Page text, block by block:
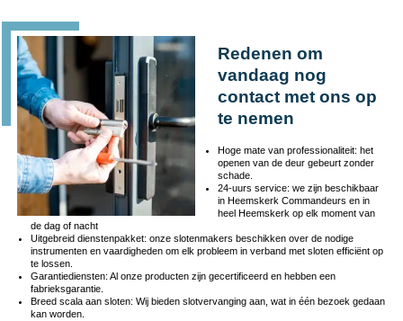
Redenen om
vandaag nog
contact met ons op
te nemen
Hoge mate van professionaliteit: het
openen van de deur gebeurt zonder
schade.
24-uurs service: we zijn beschikbaar
in Heemskerk Commandeurs en in
heel Heemskerk op elk moment van
de dag of nacht
Uitgebreid dienstenpakket: onze slotenmakers beschikken over de nodige
instrumenten en vaardigheden om elk probleem in verband met sloten efficiënt op
te lossen.
Garantiediensten: Al onze producten zijn gecertificeerd en hebben een
fabrieksgarantie.
Breed scala aan sloten: Wij bieden slotvervanging aan, wat in één bezoek gedaan
kan worden.